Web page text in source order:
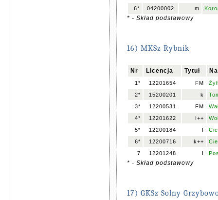
6*
04200002 m
* - Skład podstawowy
16) MKSz Rybnik
Nr Licencja Tytuł
1* 12201654 FM
2*
15200201 k
3*
12200531 FM
4*
12201622 I++
5*
12200184 I
6*
12200716 k++
7
12201248 I
* - Skład podstawowy
17) GKSz Solny